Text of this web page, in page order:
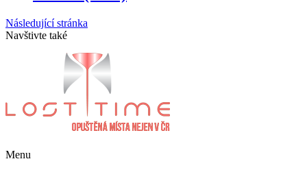
Následující stránka
Navštivte také
Menu